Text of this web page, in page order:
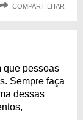
COMPARTILHAR
que pessoas
Sempre faça
dessas